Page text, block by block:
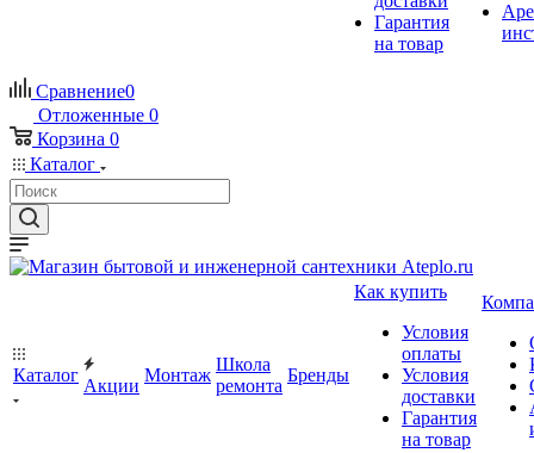
Гарантия
на товар
Сравнение0
Отложенные 0
Корзина 0
Каталог
Каталог
Акции
Монтаж
Школа
ремонта
Бренды
Как купить
Условия
оплаты
Условия
доставки
Гарантия
на товар